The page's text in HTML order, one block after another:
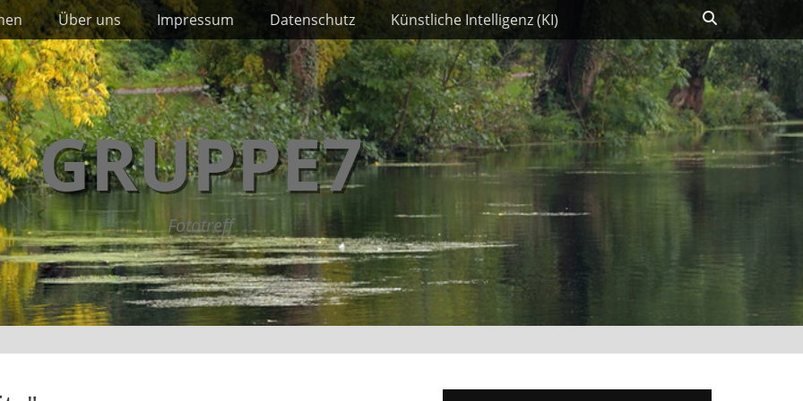
Über uns Impressum Datenschutz Künstliche Intelligenz (KI) Suchen
GRUPPE7
Fototreff